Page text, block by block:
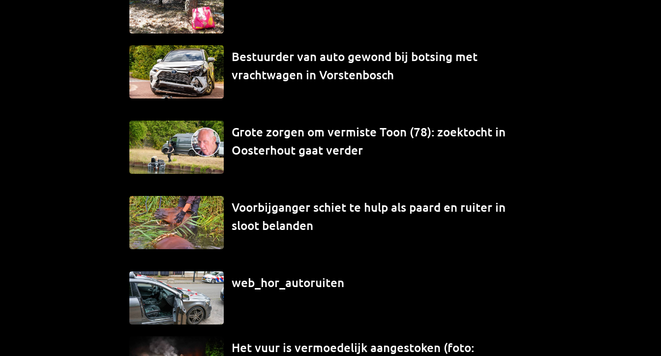
Bestuurder van auto gewond bij botsing met
vrachtwagen in Vorstenbosch
Grote zorgen om vermiste Toon (78): zoektocht in
Oosterhout gaat verder
Voorbijganger schiet te hulp als paard en ruiter in
sloot belanden
web_hor_autoruiten
Het vuur is vermoedelijk aangestoken (foto: